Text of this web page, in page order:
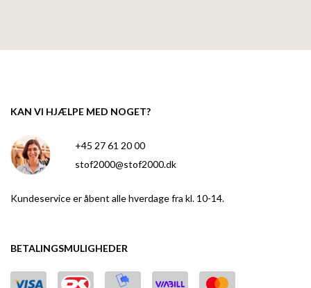
KAN VI HJÆLPE MED NOGET?
+45 27 61 20 00
stof2000@stof2000.dk
Kundeservice er åbent alle hverdage fra kl. 10-14.
BETALINGSMULIGHEDER